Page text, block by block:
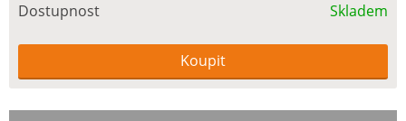
Dostupnost Skladem